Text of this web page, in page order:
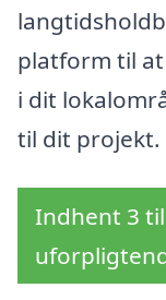
platform til
i dit
til dit projekt.
Indhent 3